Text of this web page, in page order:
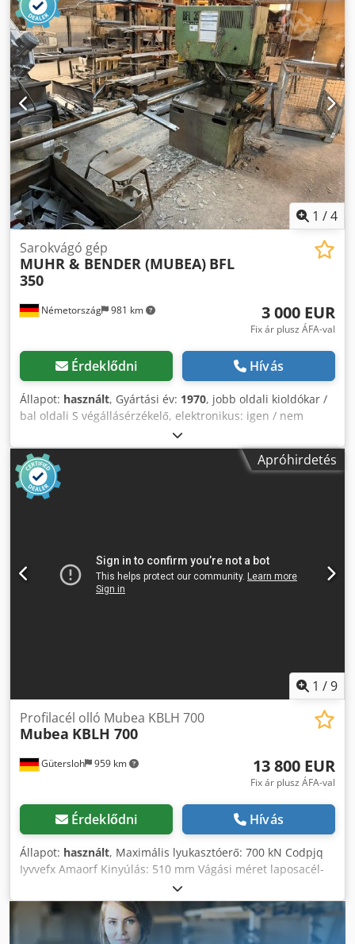
1 /4
Németország 981 km
Sarokvágó gép
MUHR & BENDER (MUBEA) BFL
350
3 000 EUR
Fix ár plusz ÁFA-val
Érdeklődni Hívás
Állapot: használt, Gyártási év: 1970, jobb oldali kioldókar /
bal oldali S végállásérzékelő, elektronikus: igen / nem
lábpedál, mechanikus gép súlya kb. 1,3 tonna Tipikus
funkciók: lyukasztás laposacél vágása kerek és
négyszögletes acél vágása szögvas vágása kioldás Crjdsztf
Ahepfx Amaef A legfontosabb műszaki adatok:
lyukasztóerő: kb. 35 tonna (350 kN) laposacél: max. kb. 150
A BFL 350 egy nagyon robusztus gépnek számít. Az 1980-as
évek elejéről származó példányok közül sok még mindig
használatban van, feltéve, hogy a hidraulikus rendszert és
Apróhirdetés
1 /9
Gütersloh 959 km
Profilacél olló Mubea KBLH 700
Mubea KBLH 700
13 800 EUR
Fix ár plusz ÁFA-val
Érdeklődni Hívás
Állapot: használt, Maximális lyukasztóerő: 700 kN Codpjq
Iyvvefx Amaorf Kinyúlás: 510 mm Vágási méret laposacél-
ollon: 500 x 18 mm Lyukasztási képesség, pl. 30 mm
átmérőjű lyuk készítése 20 mm vastag vaslemezben
Gyorscsere-rendszer Nagyon jó állapot, a tartozékok széles
választéka az árban szerepel Súly: 3000 kg